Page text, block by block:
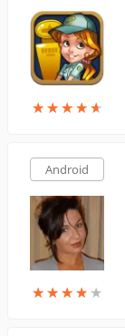
★★★★★
★★★★★
Android
★★★★★
★★★★★